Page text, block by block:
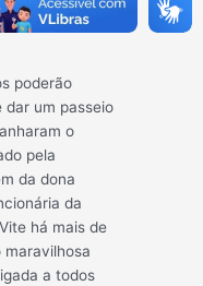
poderão
dar um passeio
o
pela
da dona
da
há mais de
maravilhosa
a todos